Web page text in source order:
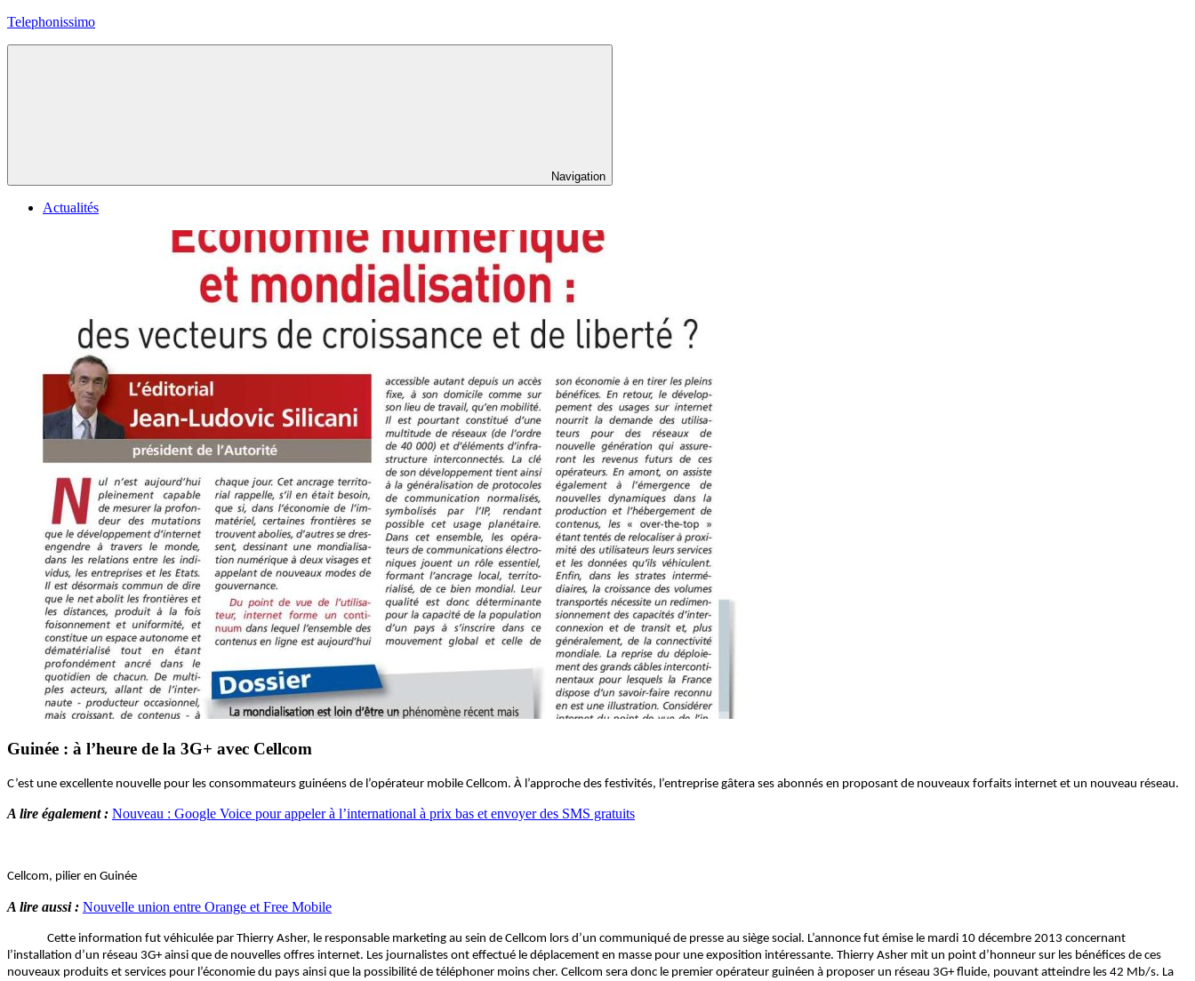
Skip
Telephonissimo
Navigation
Actualités
Guinée : à l’heure de la 3G+ avec Cellcom
C’est une excellente nouvelle pour les consommateurs guinéens de l’opérateur mobile Cellcom. À l’approche des festivités, l’entreprise gâtera ses abonnés en proposant de nouveaux forfaits internet et un nouveau réseau.
A lire également : Nouveau : Google Voice pour appeler à l’international à prix bas et envoyer des SMS gratuits
Cellcom, pilier en Guinée
A lire aussi : Nouvelle union entre Orange et Free Mobile
Cette information fut véhiculée par Thierry Asher, le responsable marketing au sein de Cellcom lors d’un communiqué de presse au siège social. L’annonce fut émise le mardi 10 décembre 2013 concernant
l’installation d’un réseau 3G+ ainsi que de nouvelles offres internet. Les journalistes ont effectué le déplacement en masse pour une exposition intéressante. Thierry Asher mit un point d’honneur sur les bénéfices de ces
nouveaux produits et services pour l’économie du pays ainsi que la possibilité de téléphoner moins cher. Cellcom sera donc le premier opérateur guinéen à proposer un réseau 3G+ fluide, pouvant atteindre les 42 Mb/s. La